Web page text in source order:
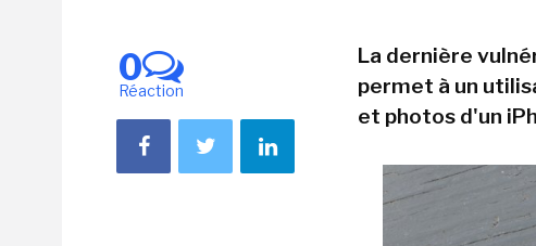
0
Réaction
La dernière
permet à un
et photos d'un